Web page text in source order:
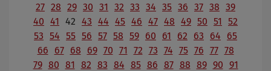
27 28 29 30 31 32 33 34 35 36 37 38 39
40 41 42 43 44 45 46 47 48 49 50 51
52
53 54 55 56 57 58 59 60 61 62 63 64
65
66
67 68 69 70 71 72 73 74 75 76 77 78
79 80 81 82 83 84 85 86 87 88 89 90 91